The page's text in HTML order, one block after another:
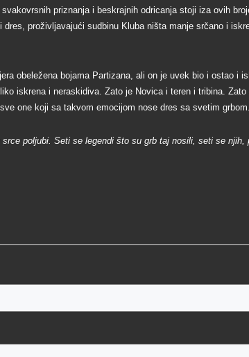
priznanja i beskrajnih odricanja stoji iza ovih
proživljavajući sudbinu Kluba ništa manje srčano i
obeležena bojama Partizana, ali on je uvek bio i ostao i
iskrena i neraskidiva. Zato je Novica i teren i tribina.
one koji sa takvom emocijom nose dres sa svetim grbom.
poljubi. Seti se legendi što su grb taj nosili, seti se njih,